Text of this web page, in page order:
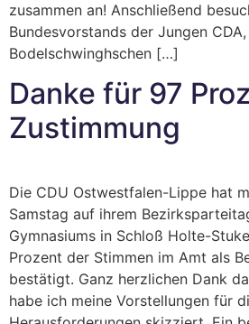
zusammen an! Anschließend
Bundesvorstands der Jungen
Bodelschwinghschen […]
Danke für 97
Zustimmung
Die CDU Ostwestfalen-Lippe hat
Samstag auf ihrem
Gymnasiums in Schloß Holte-
Prozent der Stimmen im Amt als
bestätigt. Ganz herzlichen Dank
habe ich meine Vorstellungen für